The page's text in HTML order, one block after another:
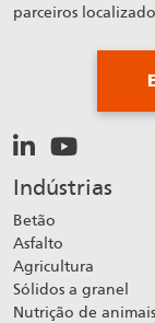
parceiros
Indústrias
Betão
Asfalto
Agricultura
Sólidos a granel
Nutrição de